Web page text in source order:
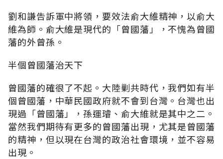
劉和謙告訴軍中將領，要效法俞大維精神，以俞大
維為師。俞大維是現代的「曾國藩」，不愧為曾國
藩的外曾孫。
半個曾國藩治天下
曾國藩的確很了不起。大陸剿共時代，我們如有半
個曾國藩，中華民國政府就不會到台灣。台灣也出
現過「曾國藩」，孫運璿、俞大維就是其中之二。
當然我們期待有更多的曾國藩出現，尤其是曾國藩
的精神，但以現在台灣的政治社會環境，並不容易
出現。